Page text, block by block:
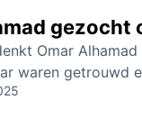
gezocht
Omar
waren getrouwd